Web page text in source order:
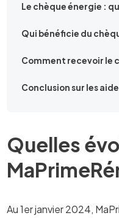
Le chèque énergie :
Qui bénéficie du
Comment recevoir le
Conclusion sur les
Quelles
Au 1er janvier 2024,